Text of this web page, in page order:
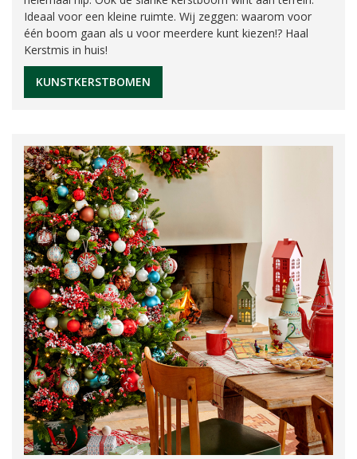
Ideaal voor een kleine ruimte. Wij zeggen: waarom voor
één boom gaan als u voor meerdere kunt kiezen!? Haal
Kerstmis in huis!
KUNSTKERSTBOMEN